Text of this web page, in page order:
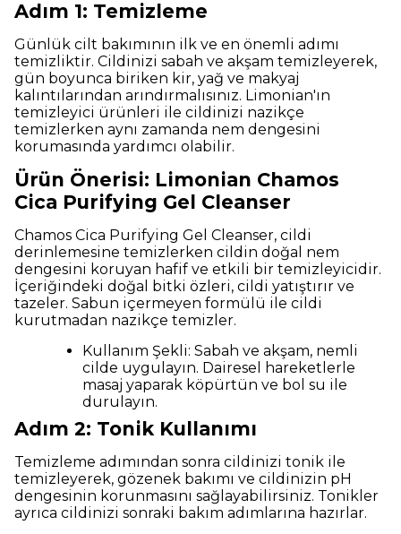
Adım 1: Temizleme
Günlük cilt bakımının ilk ve en önemli adımı
temizliktir. Cildinizi sabah ve akşam temizleyerek,
gün boyunca biriken kir, yağ ve makyaj
kalıntılarından arındırmalısınız. Limonian'ın
temizleyici ürünleri ile cildinizi nazikçe
temizlerken aynı zamanda nem dengesini
korumasında yardımcı olabilir.
Ürün Önerisi: Limonian Chamos
Cica Purifying Gel Cleanser
Chamos Cica Purifying Gel Cleanser, cildi
derinlemesine temizlerken cildin doğal nem
dengesini koruyan hafif ve etkili bir temizleyicidir.
İçeriğindeki doğal bitki özleri, cildi yatıştırır ve
tazeler. Sabun içermeyen formülü ile cildi
kurutmadan nazikçe temizler.
Kullanım Şekli: Sabah ve akşam, nemli
cilde uygulayın. Dairesel hareketlerle
masaj yaparak köpürtün ve bol su ile
durulayın.
Adım 2: Tonik Kullanımı
Temizleme adımından sonra cildinizi tonik ile
temizleyerek, gözenek bakımı ve cildinizin pH
dengesinin korunmasını sağlayabilirsiniz. Tonikler
ayrıca cildinizi sonraki bakım adımlarına hazırlar.